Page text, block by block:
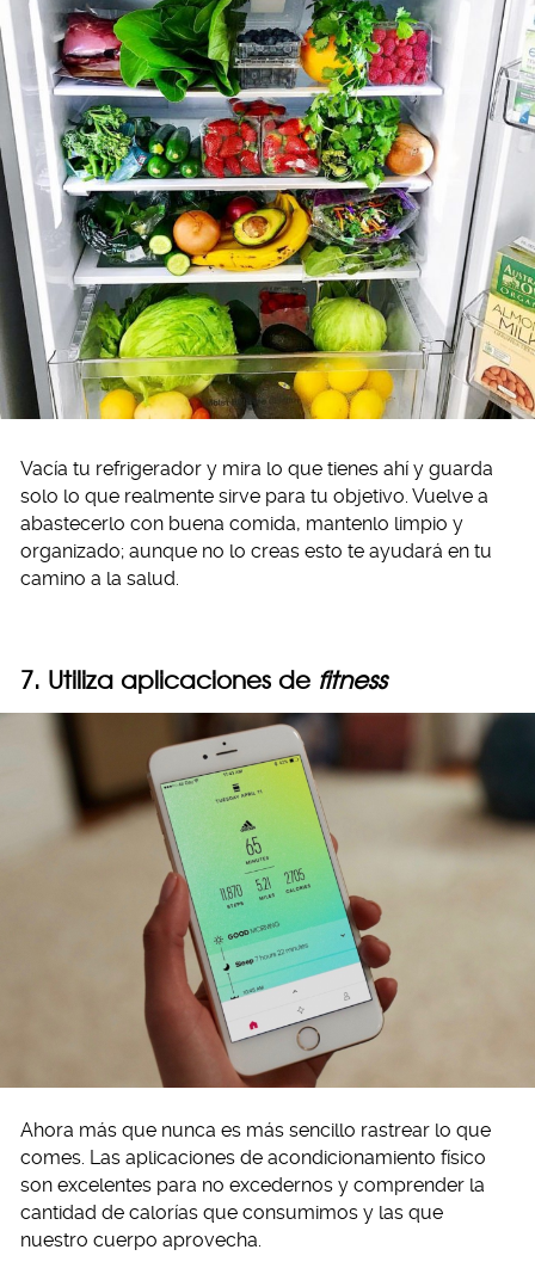
Vacía tu refrigerador y mira lo que tienes ahí y guarda
solo lo que realmente sirve para tu objetivo. Vuelve a
abastecerlo con buena comida, mantenlo limpio y
organizado; aunque no lo creas esto te ayudará en tu
camino a la salud.
7. Utiliza aplicaciones de fitness
Ahora más que nunca es más sencillo rastrear lo que
comes. Las aplicaciones de acondicionamiento físico
son excelentes para no excedernos y comprender la
cantidad de calorías que consumimos y las que
nuestro cuerpo aprovecha.